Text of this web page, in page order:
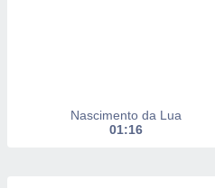
Nascimento da Lua
01:16